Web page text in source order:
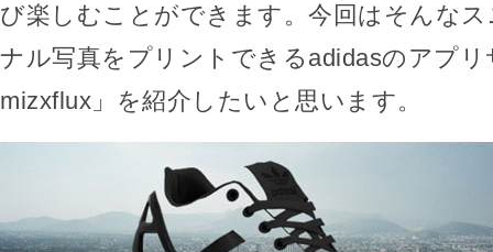
び楽しむことができます。今回はそんな
ナル写真をプリントできるadidasのアプリ
mizxflux」を紹介したいと思います。